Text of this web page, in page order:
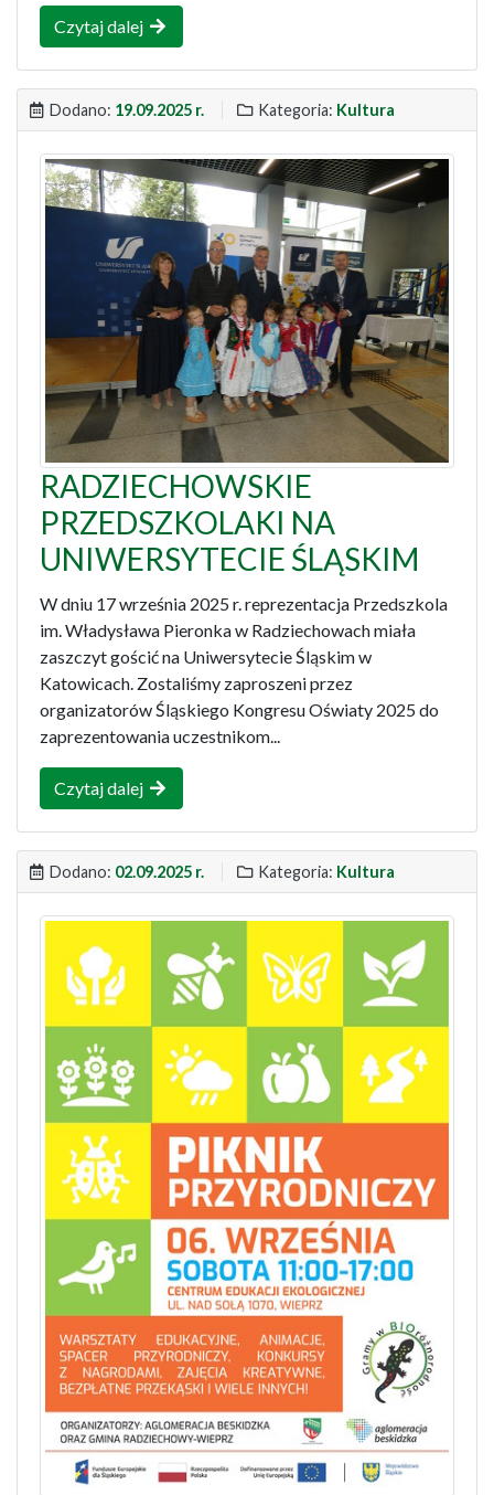
Czytaj dalej
Dodano: 19.09.2025 r. Kategoria: Kultura
RADZIECHOWSKIE
PRZEDSZKOLAKI NA
UNIWERSYTECIE ŚLĄSKIM
W dniu 17 września 2025 r. reprezentacja Przedszkola
im. Władysława Pieronka w Radziechowach miała
zaszczyt gościć na Uniwersytecie Śląskim w
Katowicach. Zostaliśmy zaproszeni przez
organizatorów Śląskiego Kongresu Oświaty 2025 do
zaprezentowania uczestnikom...
Czytaj dalej
Dodano: 02.09.2025 r. Kategoria: Kultura